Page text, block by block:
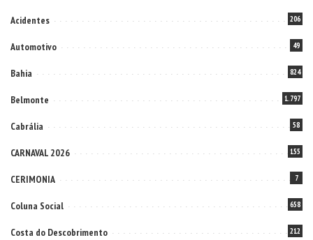
Acidentes 206
Automotivo 49
Bahia 824
Belmonte 1.797
Cabrália 58
CARNAVAL 2026 155
CERIMONIA 7
Coluna Social 658
Costa do Descobrimento 212